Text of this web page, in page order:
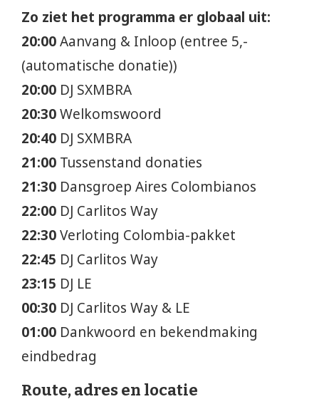
Zo ziet het programma er globaal uit:
20:00Aanvang & Inloop (entree 5,-
(automatische donatie))
20:00 DJ SXMBRA
20:30Welkomswoord
20:40 DJ SXMBRA
21:00 Tussenstand donaties
21:30 Dansgroep Aires Colombianos
22:00 DJ Carlitos Way
22:30Verloting Colombia-pakket
22:45 DJ Carlitos Way
23:15 DJ LE
00:30 DJ Carlitos Way & LE
01:00 Dankwoord en bekendmaking
eindbedrag
Route, adres en locatie